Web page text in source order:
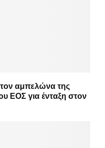
τον αμπελώνα της
ΕΟΣ για ένταξη στον